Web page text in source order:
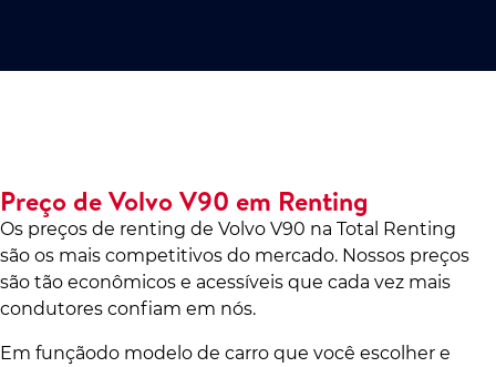
Preço de Volvo V90 em Renting
Os preços de renting de Volvo V90 na Total Renting
são os mais competitivos do mercado. Nossos preços
são tão econômicos e acessíveis que cada vez mais
condutores confiam em nós.
Em funçãodo modelo de carro que você escolher e